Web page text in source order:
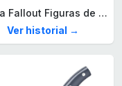
Mega Fallout Figuras de acción y Juguetes de construcción, Parada de Camiones Red Rocket con 824 Piezas, 2 Personajes articulados y Accesorios, para coleccionistas, HXT00
Ver historial →